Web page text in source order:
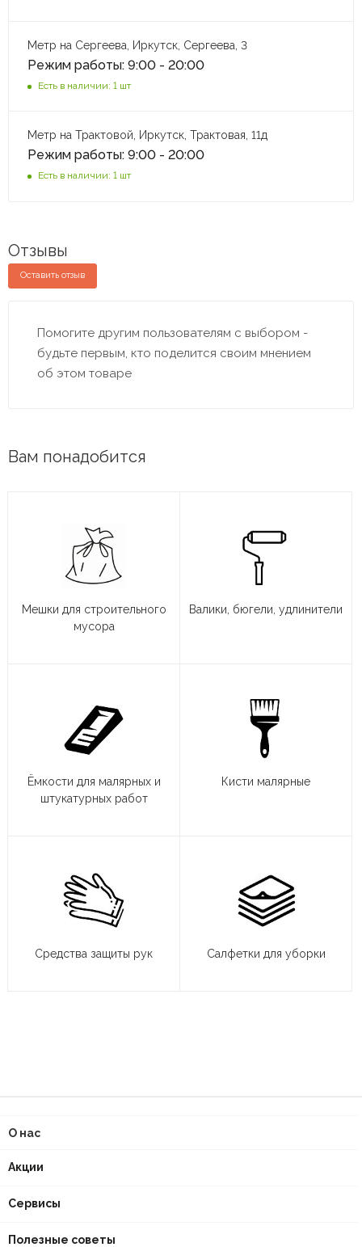
Метр на Сергеева, Иркутск, Сергеева, 3
Режим работы: 9:00 - 20:00
Есть в наличии: 1 шт
Метр на Трактовой, Иркутск, Трактовая, 11д
Режим работы: 9:00 - 20:00
Есть в наличии: 1 шт
Отзывы
Оставить отзыв
Помогите другим пользователям с выбором -
будьте первым, кто поделится своим мнением
об этом товаре
Вам понадобится
Мешки для строительного
мусора
Валики, бюгели, удлинители
Ёмкости для малярных и
штукатурных работ
Кисти малярные
Средства защиты рук Салфетки для уборки
О нас
Акции
Сервисы
Полезные советы